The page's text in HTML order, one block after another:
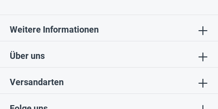
Über uns
Weitere Informationen
Versandarten